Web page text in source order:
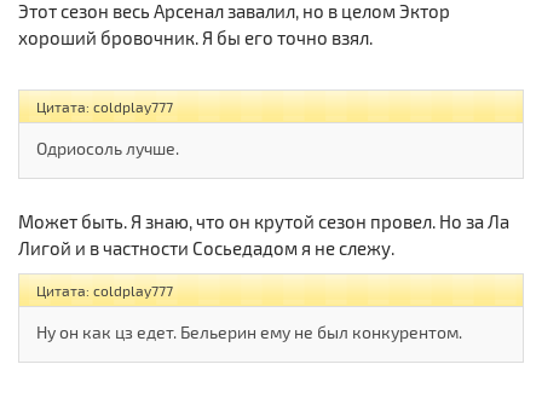
Этот сезон весь Арсенал завалил, но в целом Эктор
хороший бровочник. Я бы его точно взял.
Цитата: coldplay777
Одриосоль лучше.
Может быть. Я знаю, что он крутой сезон провел. Но за Ла
Лигой и в частности Сосьедадом я не слежу.
Цитата: coldplay777
Ну он как цз едет. Бельерин ему не был конкурентом.